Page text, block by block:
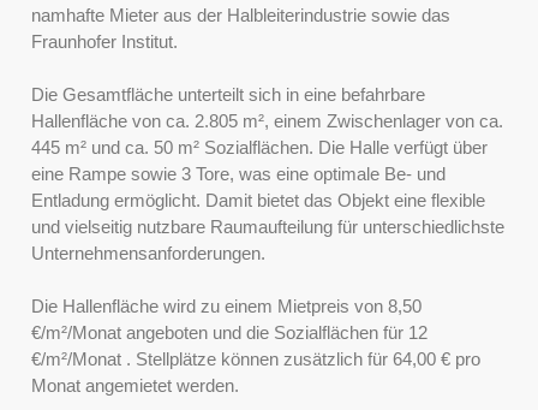
namhafte Mieter aus der Halbleiterindustrie sowie das
Fraunhofer Institut.
Die Gesamtfläche unterteilt sich in eine befahrbare
Hallenfläche von ca. 2.805 m², einem Zwischenlager von ca.
445 m² und ca. 50 m² Sozialflächen. Die Halle verfügt über
eine Rampe sowie 3 Tore, was eine optimale Be- und
Entladung ermöglicht. Damit bietet das Objekt eine flexible
und vielseitig nutzbare Raumaufteilung für unterschiedlichste
Unternehmensanforderungen.
Die Hallenfläche wird zu einem Mietpreis von 8,50
€/m²/Monat angeboten und die Sozialflächen für 12
€/m²/Monat . Stellplätze können zusätzlich für 64,00 € pro
Monat angemietet werden.